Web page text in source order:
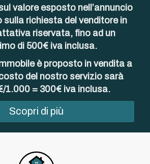
valore esposto nell’annuncio
sulla richiesta del venditore in
riservata, fino ad un
di 500€ iva inclusa.
è proposto in vendita a
del nostro servizio sarà
1.000 = 300€ iva inclusa.
Scopri di più